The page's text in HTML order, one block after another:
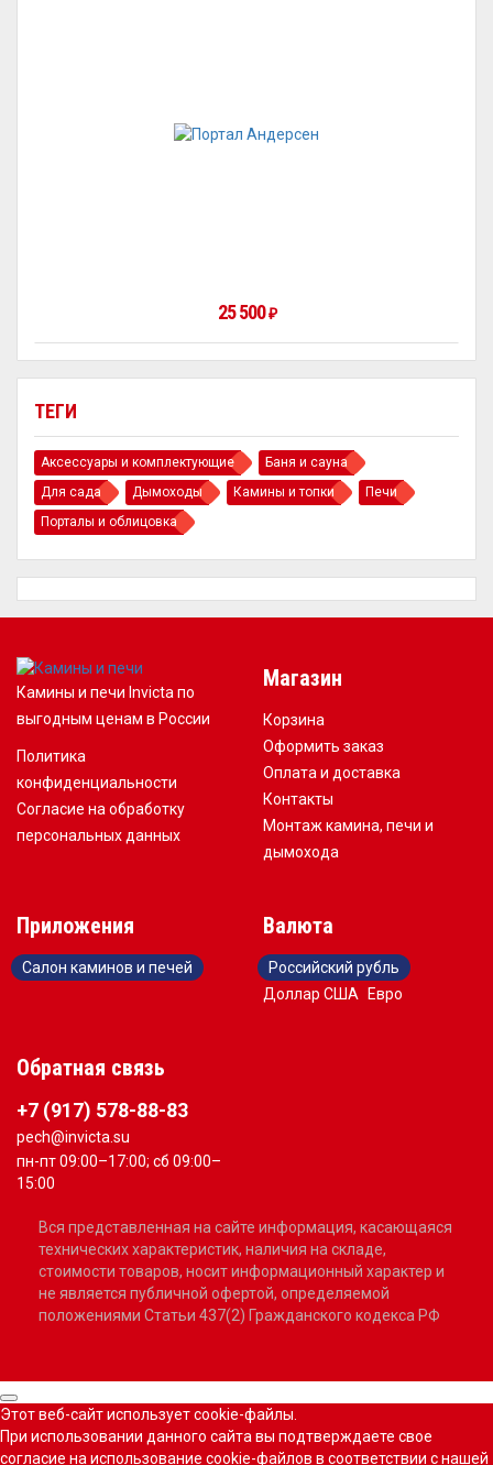
ТЕГИ
Аксессуары и комплектующие
Баня и сауна
Для сада
Дымоходы Камины и топки
Печи
Порталы и облицовка
25 500₽
Камины и печи Invicta по
выгодным ценам в России
Политика
конфиденциальности
Согласие на обработку
персональных данных
Магазин
Корзина
Оформить заказ
Оплата и доставка
Контакты
Монтаж камина, печи и
дымохода
Приложения
Салон каминов и печей
Валюта
Российский рубль
Доллар США
Евро
Обратная связь
+7 (917) 578-88-83
pech@invicta.su
пн-пт 09:00–17:00; сб 09:00–
15:00
Вся представленная на сайте информация, касающаяся
технических характеристик, наличия на складе,
стоимости товаров, носит информационный характер и
не является публичной офертой, определяемой
положениями Статьи 437(2) Гражданского кодекса РФ
Этот веб-сайт использует cookie-файлы.
При использовании данного сайта вы подтверждаете свое
согласие на использование cookie-файлов в соответствии с нашей